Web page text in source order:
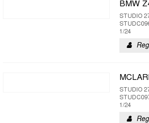
BMW
STUDIO
1/24
STUDIO
1/24